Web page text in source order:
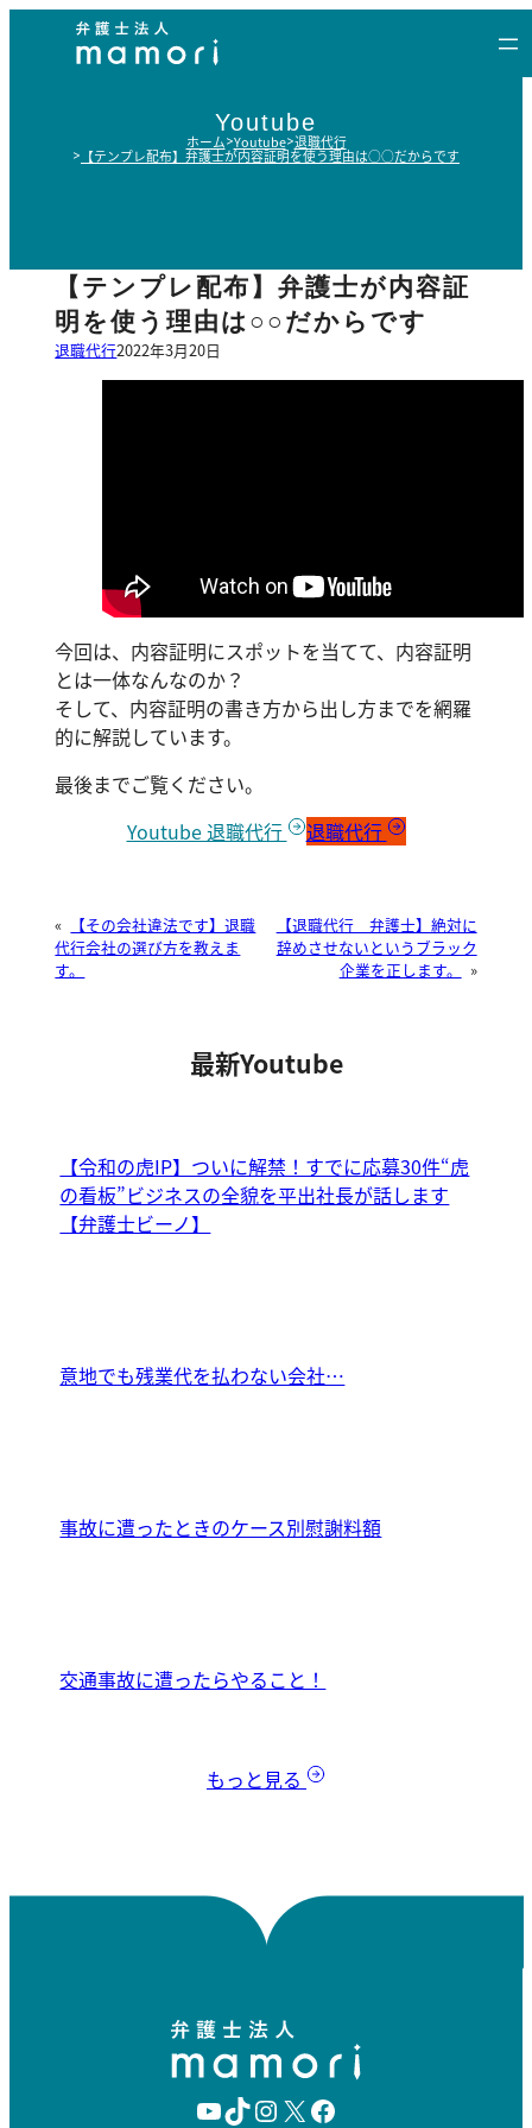
Youtube
ホーム Youtube 退職代行
【テンプレ配布】弁護士が内容証明を使う理由は○○だからです
【テンプレ配布】弁護士が内容証
明を使う理由は○○だからです
退職代行2022年3月20日
今回は、内容証明にスポットを当てて、内容証明
とは一体なんなのか？
そして、内容証明の書き方から出し方までを網羅
的に解説しています。
最後までご覧ください。
Youtube 退職代行
退職代行
«
【その会社違法です】退職
代行会社の選び方を教えま
す。
【退職代行 弁護士】絶対に
辞めさせないというブラック
企業を正します。
»
最新Youtube
【令和の虎IP】ついに解禁！すでに応募30件“虎
の看板”ビジネスの全貌を平出社長が話します
【弁護士ビーノ】
意地でも残業代を払わない会社…
事故に遭ったときのケース別慰謝料額
交通事故に遭ったらやること！
もっと見る